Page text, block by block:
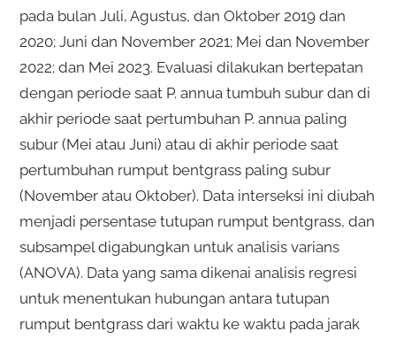
pada bulan Juli, Agustus, dan Oktober 2019 dan
2020; Juni dan November 2021; Mei dan November
2022; dan Mei 2023. Evaluasi dilakukan bertepatan
dengan periode saat P. annua tumbuh subur dan di
akhir periode saat pertumbuhan P. annua paling
subur (Mei atau Juni) atau di akhir periode saat
pertumbuhan rumput bentgrass paling subur
(November atau Oktober). Data interseksi ini diubah
menjadi persentase tutupan rumput bentgrass, dan
subsampel digabungkan untuk analisis varians
(ANOVA). Data yang sama dikenai analisis regresi
untuk menentukan hubungan antara tutupan
rumput bentgrass dari waktu ke waktu pada jarak